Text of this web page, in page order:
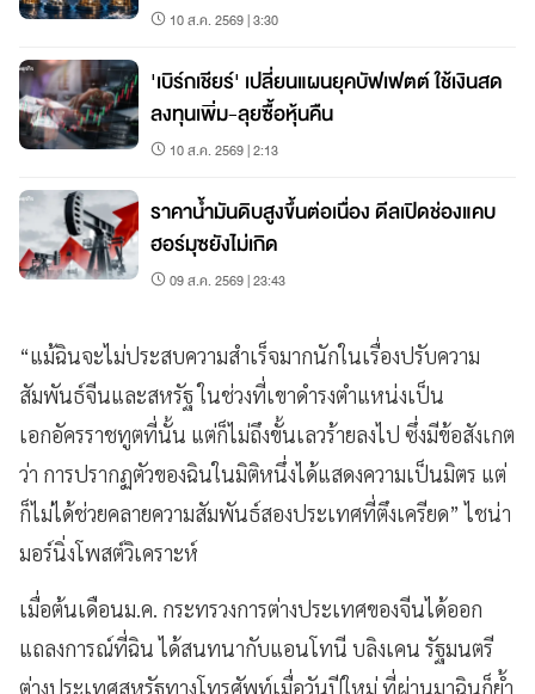
10 ส.ค. 2569 | 3:30
'เบิร์กเชียร์' เปลี่ยนแผนยุคบัฟเฟตต์ ใช้เงินสด
ลงทุนเพิ่ม-ลุยซื้อหุ้นคืน
10 ส.ค. 2569 | 2:13
ราคาน้ำมันดิบสูงขึ้นต่อเนื่อง ดีลเปิดช่องแคบ
ฮอร์มุซยังไม่เกิด
09 ส.ค. 2569 | 23:43
“แม้ฉินจะไม่ประสบความสำเร็จมากนักในเรื่องปรับความ
สัมพันธ์จีนและสหรัฐ ในช่วงที่เขาดำรงตำแหน่งเป็น
เอกอัครราชทูตที่นั้น แต่ก็ไม่ถึงขั้นเลวร้ายลงไป ซึ่งมีข้อสังเกต
ว่า การปรากฏตัวของฉินในมิติหนึ่งได้แสดงความเป็นมิตร แต่
ก็ไม่ได้ช่วยคลายความสัมพันธ์สองประเทศที่ตึงเครียด” ไชน่า
มอร์นิ่งโพสต์วิเคราะห์
เมื่อต้นเดือนม.ค. กระทรวงการต่างประเทศของจีนได้ออก
แถลงการณ์ที่ฉิน ได้สนทนากับแอนโทนี บลิงเคน รัฐมนตรี
ต่างประเทศสหรัฐทางโทรศัพท์เมื่อวันปีใหม่ ที่ผ่านมาฉินก็ย้ำ